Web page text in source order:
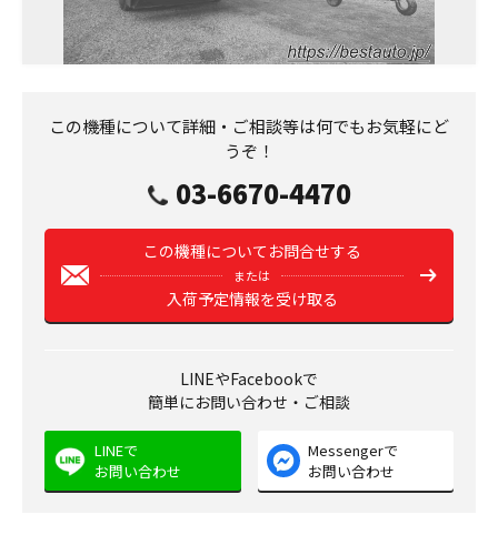
この機種について詳細・ご相談等は何でもお気軽にど
うぞ！
03-6670-4470
この機種についてお問合せする
または
入荷予定情報を受け取る
LINEやFacebookで
簡単にお問い合わせ・ご相談
LINEで
お問い合わせ
Messengerで
お問い合わせ